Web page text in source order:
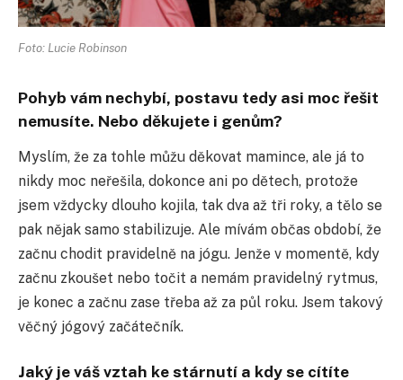
Foto: Lucie Robinson
Pohyb vám nechybí, postavu tedy asi moc řešit
nemusíte. Nebo děkujete i genům?
Myslím, že za tohle můžu děkovat mamince, ale já to
nikdy moc neřešila, dokonce ani po dětech, protože
jsem vždycky dlouho kojila, tak dva až tři roky, a tělo se
pak nějak samo stabilizuje. Ale mívám občas období, že
začnu chodit pravidelně na jógu. Jenže v momentě, kdy
začnu zkoušet nebo točit a nemám pravidelný rytmus,
je konec a začnu zase třeba až za půl roku. Jsem takový
věčný jógový začátečník.
Jaký je váš vztah ke stárnutí a kdy se cítíte